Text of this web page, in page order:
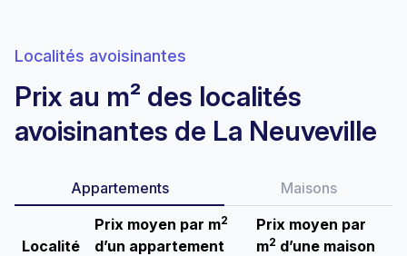
Localités avoisinantes
Prix au m² des localités
avoisinantes de La Neuveville
Appartements Maisons
Localité
Prix moyen par m2
d’un appartement
Prix moyen par
m2 d’une maison